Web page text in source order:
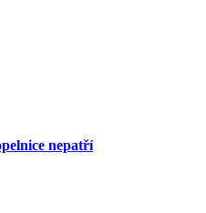
nepatří